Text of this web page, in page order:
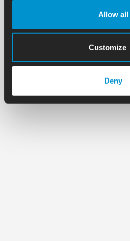
Allow all
Customize
Deny